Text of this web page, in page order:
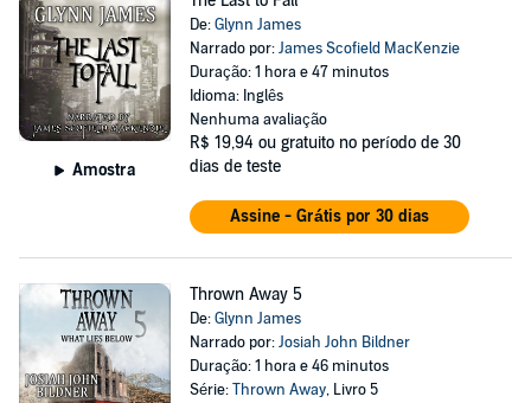
Amostra
De:Glynn James
Narrado por:James Scofield MacKenzie
Duração: 1 hora e 47 minutos
Idioma: Inglês
Nenhuma avaliação
R$ 19,94 ou gratuito no período de 30
dias de teste
Assine - Grátis por 30 dias
Thrown Away 5
De:Glynn James
Narrado por:Josiah John Bildner
Duração: 1 hora e 46 minutos
Série:Thrown Away, Livro 5